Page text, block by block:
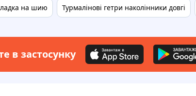
на шию Турмалінові гетри наколінники довгі
в застосунку